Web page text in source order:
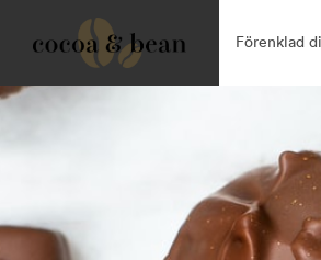
Förenklad